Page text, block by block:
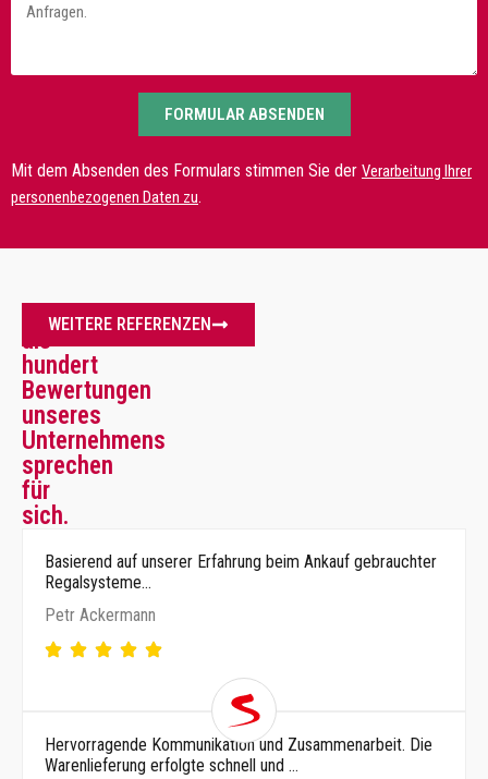
FORMULAR ABSENDEN
Mit dem Absenden des Formulars stimmen Sie der Verarbeitung Ihrer
personenbezogenen Daten zu.
Mehr
als
hundert
Bewertungen
unseres
Unternehmens
sprechen
für
sich.
WEITERE REFERENZEN
Basierend auf unserer Erfahrung beim Ankauf gebrauchter
Regalsysteme…
Petr Ackermann
Hervorragende Kommunikation und Zusammenarbeit. Die
Warenlieferung erfolgte schnell und …